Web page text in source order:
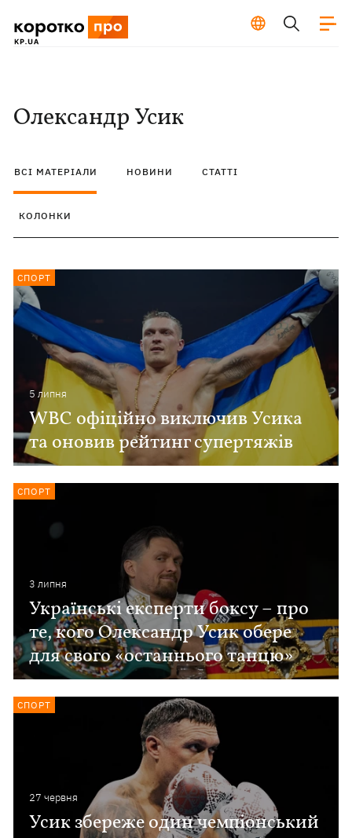
Олександр Усик
ВСІ МАТЕРІАЛИ НОВИНИ СТАТТІ
КОЛОНКИ
5 липня
WBC офіційно виключив Усика
та оновив рейтинг супертяжів
СПОРТ
3 липня
Українські експерти боксу – про
те, кого Олександр Усик обере
для свого «останнього танцю»
СПОРТ
27 червня
Усик збереже один чемпіонський
СПОРТ